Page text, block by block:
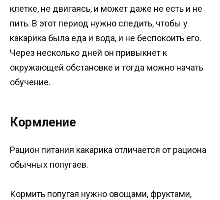
клетке, не двигаясь, и может даже не есть и не
пить. В этот период нужно следить, чтобы у
какарика была еда и вода, и не беспокоить его.
Через несколько дней он привыкнет к
окружающей обстановке и тогда можно начать
обучение.
Кормление
Рацион питания какарика отличается от рациона
обычных попугаев.
Кормить попугая нужно овощами, фруктами,